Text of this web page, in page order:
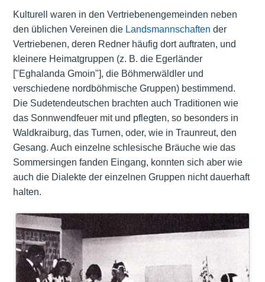
Kulturell waren in den Vertriebenengemeinden neben
den üblichen Vereinen die Landsmannschaften der
Vertriebenen, deren Redner häufig dort auftraten, und
kleinere Heimatgruppen (z. B. die Egerländer
["Eghalanda Gmoin"], die Böhmerwäldler und
verschiedene nordböhmische Gruppen) bestimmend.
Die Sudetendeutschen brachten auch Traditionen wie
das Sonnwendfeuer mit und pflegten, so besonders in
Waldkraiburg, das Turnen, oder, wie in Traunreut, den
Gesang. Auch einzelne schlesische Bräuche wie das
Sommersingen fanden Eingang, konnten sich aber wie
auch die Dialekte der einzelnen Gruppen nicht dauerhaft
halten.